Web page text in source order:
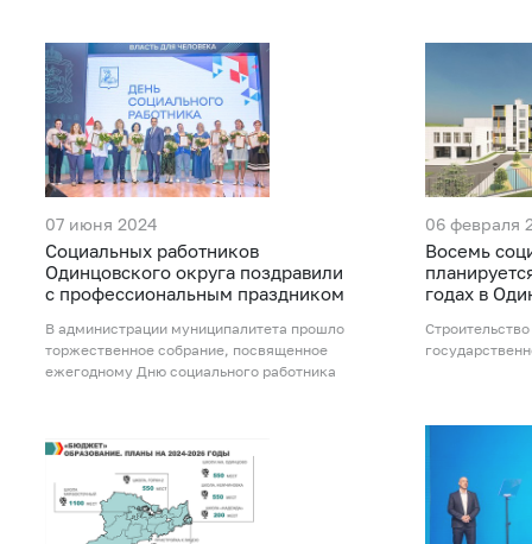
07 июня 2024
Социальных работников
Одинцовского округа поздравили
с профессиональным праздником
В администрации муниципалитета прошло
торжественное собрание, посвященное
ежегодному Дню социального работника
06 февраля
Восемь
годах в